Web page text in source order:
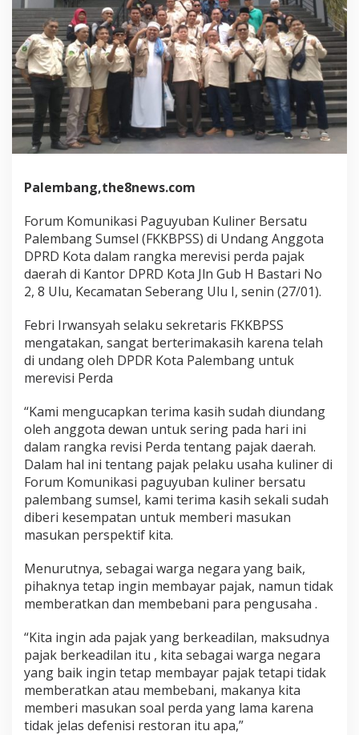
Palembang,the8news.com
Forum Komunikasi Paguyuban Kuliner Bersatu
Palembang Sumsel (FKKBPSS) di Undang Anggota
DPRD Kota dalam rangka merevisi perda pajak
daerah di Kantor DPRD Kota Jln Gub H Bastari No
2, 8 Ulu, Kecamatan Seberang Ulu I, senin (27/01).
Febri Irwansyah selaku sekretaris FKKBPSS
mengatakan, sangat berterimakasih karena telah
di undang oleh DPDR Kota Palembang untuk
merevisi Perda
“Kami mengucapkan terima kasih sudah diundang
oleh anggota dewan untuk sering pada hari ini
dalam rangka revisi Perda tentang pajak daerah.
Dalam hal ini tentang pajak pelaku usaha kuliner di
Forum Komunikasi paguyuban kuliner bersatu
palembang sumsel, kami terima kasih sekali sudah
diberi kesempatan untuk memberi masukan
masukan perspektif kita.
Menurutnya, sebagai warga negara yang baik,
pihaknya tetap ingin membayar pajak, namun tidak
memberatkan dan membebani para pengusaha .
“Kita ingin ada pajak yang berkeadilan, maksudnya
pajak berkeadilan itu , kita sebagai warga negara
yang baik ingin tetap membayar pajak tetapi tidak
memberatkan atau membebani, makanya kita
memberi masukan soal perda yang lama karena
tidak jelas defenisi restoran itu apa,”